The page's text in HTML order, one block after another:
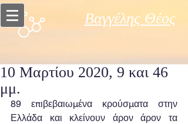
Βαγγέλης Θέος
10 Μαρτίου 2020, 9 και 46
μμ.
89 επιβεβαιωμένα κρούσματα στην
Ελλάδα και κλείνουν άρον άρον τα